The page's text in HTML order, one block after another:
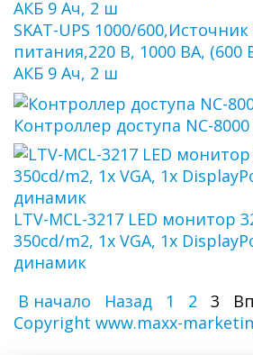
SKAT-UPS 1000/
питания,220 В, 1000 ВА,
АКБ 9 Ач, 2 ш
Контроллер доступа NC-8000
LTV-MCL-3217 LED монитор
350cd/m2, 1x VGA, 1x
динамик
В начало
Назад 1 2 3
Copyright www.maxx-